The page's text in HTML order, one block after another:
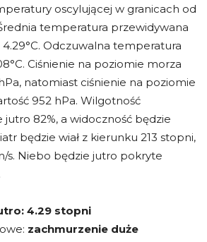
oscylującej w granicach od
temperatura przewidywana
4.29°C. Odczuwalna temperatura
Ciśnienie na poziomie morza
natomiast ciśnienie na poziomie
952 hPa. Wilgotność
82%, a widoczność będzie
będzie wiał z kierunku 213 stopni,
s. Niebo będzie jutro pokryte
4.29 stopni
zachmurzenie duże